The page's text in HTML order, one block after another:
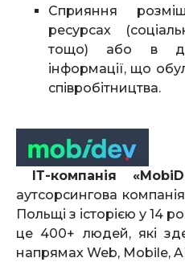
Сприяння
ресурсах
тощо) або в
інформації, що
співробітництва.
ІТ-компанія
аутсорсингова
Польщі з історією у 14
це 400+ людей, які
напрямах Web, Mobile,